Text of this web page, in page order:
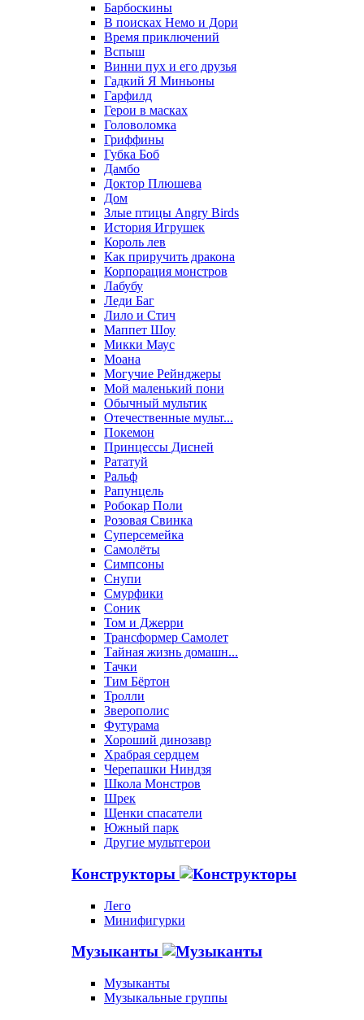
Барбоскины
В поисках Немо и Дори
Время приключений
Вспыш
Винни пух и его друзья
Гадкий Я Миньоны
Гарфилд
Герои в масках
Головоломка
Гриффины
Губка Боб
Дамбо
Доктор Плюшева
Дом
Злые птицы Angry Birds
История Игрушек
Король лев
Как приручить дракона
Корпорация монстров
Лабубу
Леди Баг
Лило и Стич
Маппет Шоу
Микки Маус
Моана
Могучие Рейнджеры
Мой маленький пони
Обычный мультик
Отечественные мульт...
Покемон
Принцессы Дисней
Рататуй
Ральф
Рапунцель
Робокар Поли
Розовая Свинка
Суперсемейка
Самолёты
Симпсоны
Снупи
Смурфики
Соник
Том и Джерри
Трансформер Самолет
Тайная жизнь домашн...
Тачки
Тим Бёртон
Тролли
Зверополис
Футурама
Хороший динозавр
Храбрая сердцем
Черепашки Ниндзя
Школа Монстров
Шрек
Щенки спасатели
Южный парк
Другие мультгерои
Конструкторы
Лего
Минифигурки
Музыканты
Музыканты
Музыкальные группы